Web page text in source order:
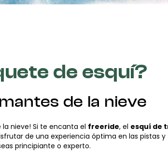
de esquí?
de la nieve
la nieve! Si te encanta el freeride, el esquí de
de una experiencia óptima en las pistas
principiante o experto.